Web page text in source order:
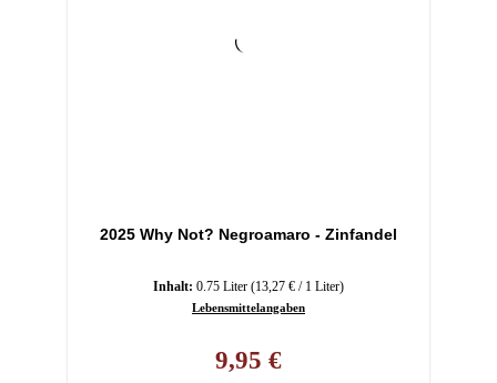
2025 Why Not? Negroamaro - Zinfandel
Inhalt: 0.75 Liter (13,27 € / 1 Liter)
Lebensmittelangaben
9,95 €